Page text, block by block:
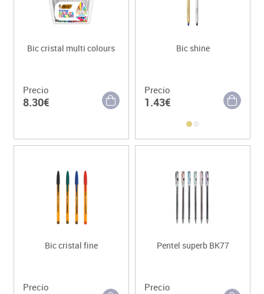
Bic cristal multi colours
Precio
8.30€
Bic shine
Precio
1.43€
Bic cristal fine
Precio
Pentel superb BK77
Precio